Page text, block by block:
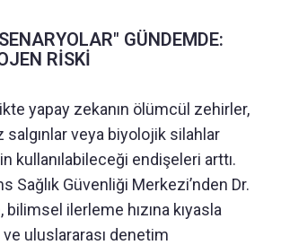
GÜNDEMDE:
RİSKİ
yapay zekanın ölümcül zehirler,
salgınlar veya biyolojik silahlar
kullanılabileceği endişeleri arttı.
Sağlık Güvenliği Merkezi’nden Dr.
ilerleme hızına kıyasla
uluslararası denetim